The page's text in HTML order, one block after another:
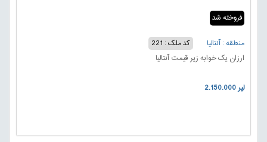
فروخته شد
منطقه : آنتالیا
کد ملک : 221
ارزان یک خوابه زیر قیمت آنتالیا
2.150.000 لیر